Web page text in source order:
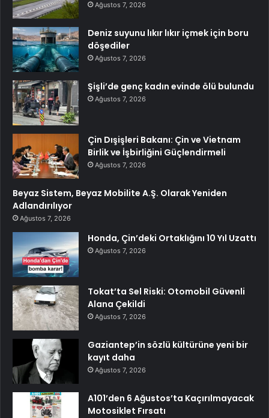
Ağustos 7, 2026
Deniz suyunu lıkır lıkır içmek için boru
döşediler
Ağustos 7, 2026
Şişli’de genç kadın evinde ölü bulundu
Ağustos 7, 2026
Çin Dışişleri Bakanı: Çin ve Vietnam
Birlik ve İşbirliğini Güçlendirmeli
Ağustos 7, 2026
Beyaz Sistem, Beyaz Mobilite A.Ş. Olarak Yeniden
Adlandırılıyor
Ağustos 7, 2026
Honda, Çin’deki Ortaklığını 10 Yıl Uzattı
Ağustos 7, 2026
Tokat’ta Sel Riski: Otomobil Güvenli
Alana Çekildi
Ağustos 7, 2026
Gaziantep’in sözlü kültürüne yeni bir
kayıt daha
Ağustos 7, 2026
A101’den 6 Ağustos’ta Kaçırılmayacak
Motosiklet Fırsatı